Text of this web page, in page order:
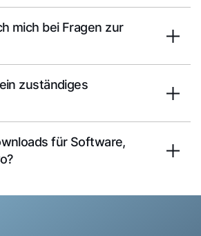
mich bei Fragen zur
zuständiges
für Software,